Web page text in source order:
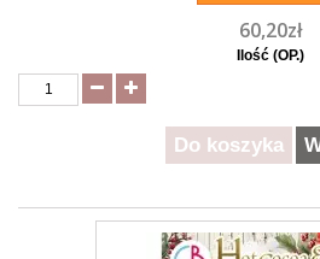
60,20zł
Ilość (OP.)
Do koszyka